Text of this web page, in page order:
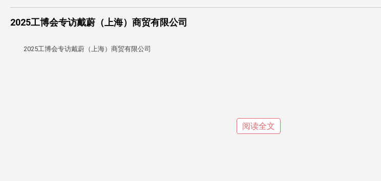
2025工博会专访戴蔚（上海）商贸有限公司
2025工博会专访戴蔚（上海）商贸有限公司
阅读全文